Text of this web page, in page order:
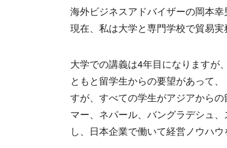
海外ビジネスアドバイザーの岡本幸
現在、私は大学と専門学校で貿易実
大学での講義は4年目になりますが
ともと留学生からの要望があって
すが、すべての学生がアジアから
マー、ネパール、バングラデシュ
し、日本企業で働いて経営ノウハウ